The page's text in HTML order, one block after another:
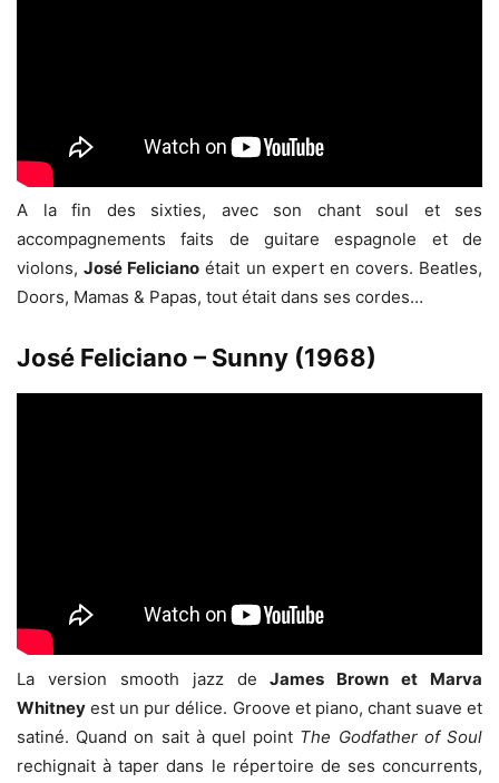
A la fin des sixties, avec son chant soul et ses
accompagnements faits de guitare espagnole et de
violons,José Feliciano était un expert en covers. Beatles,
Doors, Mamas & Papas, tout était dans ses cordes…
José Feliciano – Sunny (1968)
La version smooth jazz deJames Brown et Marva
Whitney est un pur délice. Groove et piano, chant suave et
satiné. Quand on sait à quel point The Godfather of Soul
rechignait à taper dans le répertoire de ses concurrents,